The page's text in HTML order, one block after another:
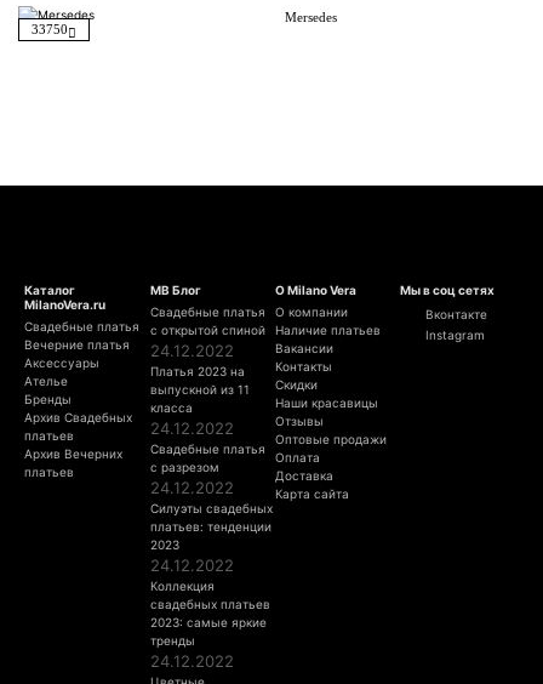
33750
Mersedes
Каталог
MilanoVera.ru
Свадебные платья
Вечерние платья
Аксессуары
Ателье
Бренды
Архив Свадебных
платьев
Архив Вечерних
платьев
МВ Блог
Свадебные платья
с открытой спиной
24.12.2022
Платья 2023 на
выпускной из 11
класса
24.12.2022
Свадебные платья
с разрезом
24.12.2022
Силуэты свадебных
платьев: тенденции
2023
24.12.2022
Коллекция
свадебных платьев
2023: самые яркие
тренды
24.12.2022
О Milano Vera
О компании
Наличие платьев
Вакансии
Контакты
Скидки
Наши красавицы
Отзывы
Оптовые продажи
Оплата
Доставка
Карта сайта
Мы в соц сетях
Вконтакте
Instagram